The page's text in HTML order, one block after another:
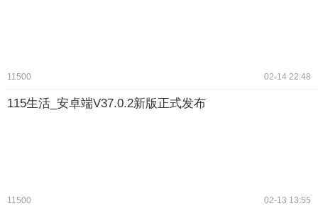
11500 02-14 22:48
115生活_安卓端V37.0.2新版正式发布
11500 02-13 13:55